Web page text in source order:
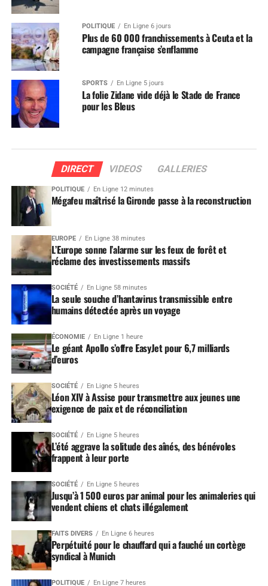
POLITIQUE En Ligne 6 jours
Plus de 60 000 franchissements à Ceuta et la
campagne française s’enflamme
SPORTS En Ligne 5 jours
La folie Zidane vide déjà le Stade de France
pour les Bleus
DIRECT VIDEOS GALLERIES
POLITIQUE En Ligne 12 minutes
Mégafeu maîtrisé la Gironde passe à la reconstruction
EUROPE En Ligne 38 minutes
L’Europe sonne l’alarme sur les feux de forêt et
réclame des investissements massifs
SOCIÉTÉ En Ligne 58 minutes
La seule souche d’hantavirus transmissible entre
humains détectée après un voyage
ÉCONOMIE En Ligne 1 heure
Le géant Apollo s’offre EasyJet pour 6,7 milliards
d’euros
SOCIÉTÉ En Ligne 5 heures
Léon XIV à Assise pour transmettre aux jeunes une
exigence de paix et de réconciliation
SOCIÉTÉ En Ligne 5 heures
L’été aggrave la solitude des aînés, des bénévoles
frappent à leur porte
SOCIÉTÉ En Ligne 5 heures
Jusqu’à 1 500 euros par animal pour les animaleries qui
vendent chiens et chats illégalement
FAITS DIVERS En Ligne 6 heures
Perpétuité pour le chauffard qui a fauché un cortège
syndical à Munich
POLITIQUE En Ligne 7 heures